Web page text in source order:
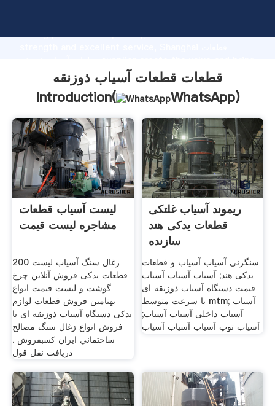
strong production capability, advanced research
values to all of customers.
قطعات قطعات آسیاب ذوزنقه
Introduction(
WhatsApp)
لیست آسیاب قطعات
مشاجره لیست قیمت
200 زغال سنگ آسیاب لیست
قطعات یدکی فروش آنلاین چرخ
گوشت و لیست قیمت انواع
بهتامین فروش قطعات لوازم
یدکی دستگاه آسیاب ذوزنقه ای با
فروش انواع زغال سنگ مصالح
ساختماني ایران کسبفروش .
دریافت نقل قول
ریموند آسیاب غلتکی
قطعات یدکی هند
سازنده
سنگزنی آسیاب آسیاب و قطعات
یدکی هند; آسیاب آسیاب آسیاب
قیمت دستگاه آسیاب ذوزنقه ای
با سرعت متوسط mtm; آسیاب
آسیاب داخلی آسیاب آسیاب;
آسیاب توپ آسیاب آسیاب آسیاب